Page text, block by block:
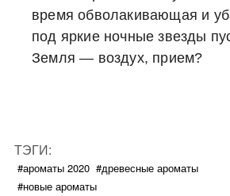
время обволакивающая и
под яркие ночные звезды
Земля — воздух, прием?
ТЭГИ:
#ароматы 2020 #древесные ароматы
#новые ароматы